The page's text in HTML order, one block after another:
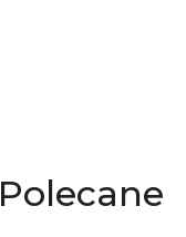
Produkty
Polecane